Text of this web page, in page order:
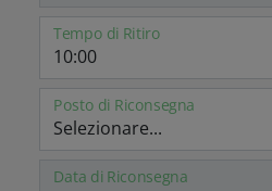
Tempo di Ritiro
Posto di Riconsegna
Data di Riconsegna